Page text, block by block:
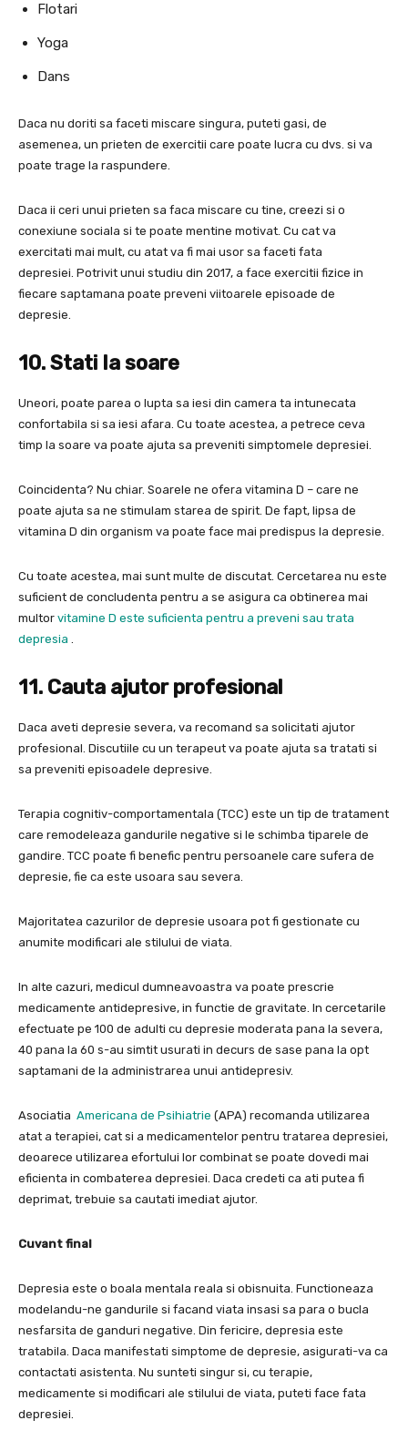
Flotari
Yoga
Dans
Daca nu doriti sa faceti miscare singura, puteti gasi, de
asemenea, un prieten de exercitii care poate lucra cu dvs. si va
poate trage la raspundere.
Daca ii ceri unui prieten sa faca miscare cu tine, creezi si o
conexiune sociala si te poate mentine motivat. Cu cat va
exercitati mai mult, cu atat va fi mai usor sa faceti fata
depresiei. Potrivit unui studiu din 2017, a face exercitii fizice in
fiecare saptamana poate preveni viitoarele episoade de
depresie.
10. Stati Ia soare
Uneori, poate parea o lupta sa iesi din camera ta intunecata
confortabila si sa iesi afara. Cu toate acestea, a petrece ceva
timp la soare va poate ajuta sa preveniti simptomele depresiei.
Coincidenta? Nu chiar. Soarele ne ofera vitamina D – care ne
poate ajuta sa ne stimulam starea de spirit. De fapt, lipsa de
vitamina D din organism va poate face mai predispus la depresie.
Cu toate acestea, mai sunt multe de discutat. Cercetarea nu este
suficient de concludenta pentru a se asigura ca obtinerea mai
multor vitamine D este suficienta pentru a preveni sau trata
depresia .
11. Cauta ajutor profesional
Daca aveti depresie severa, va recomand sa solicitati ajutor
profesional. Discutiile cu un terapeut va poate ajuta sa tratati si
sa preveniti episoadele depresive.
Terapia cognitiv-comportamentala (TCC) este un tip de tratament
care remodeleaza gandurile negative si le schimba tiparele de
gandire. TCC poate fi benefic pentru persoanele care sufera de
depresie, fie ca este usoara sau severa.
Majoritatea cazurilor de depresie usoara pot fi gestionate cu
anumite modificari ale stilului de viata.
In alte cazuri, medicul dumneavoastra va poate prescrie
medicamente antidepresive, in functie de gravitate. In cercetarile
efectuate pe 100 de adulti cu depresie moderata pana la severa,
40 pana la 60 s-au simtit usurati in decurs de sase pana la opt
saptamani de la administrarea unui antidepresiv.
Asociatia Americana de Psihiatrie (APA) recomanda utilizarea
atat a terapiei, cat si a medicamentelor pentru tratarea depresiei,
deoarece utilizarea efortului lor combinat se poate dovedi mai
eficienta in combaterea depresiei. Daca credeti ca ati putea fi
deprimat, trebuie sa cautati imediat ajutor.
Cuvant final
Depresia este o boala mentala reala si obisnuita. Functioneaza
modelandu-ne gandurile si facand viata insasi sa para o bucla
nesfarsita de ganduri negative. Din fericire, depresia este
tratabila. Daca manifestati simptome de depresie, asigurati-va ca
contactati asistenta. Nu sunteti singur si, cu terapie,
medicamente si modificari ale stilului de viata, puteti face fata
depresiei.